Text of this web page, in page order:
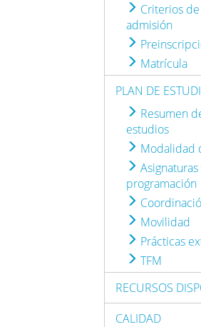
Criterios
admisión
Matrícula
PLAN DE
Resumen
estudios
Modalidad
Asignaturas
programación
Movilidad
Prácticas
TFM
RECURSOS
CALIDAD